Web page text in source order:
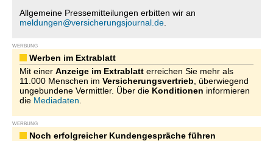
Allgemeine Pressemitteilungen erbitten wir an
meldungen@versicherungsjournal.de
WERBUNG
Werben im Extrablatt
Mit einer Anzeige im Extrablatt erreichen Sie mehr als
11.000 Menschen im Versicherungsvertrieb , überwiegend
ungebundene Vermittler. Über die Konditionen informieren
die Mediadaten
WERBUNG
Noch erfolgreicher Kundengespräche führen